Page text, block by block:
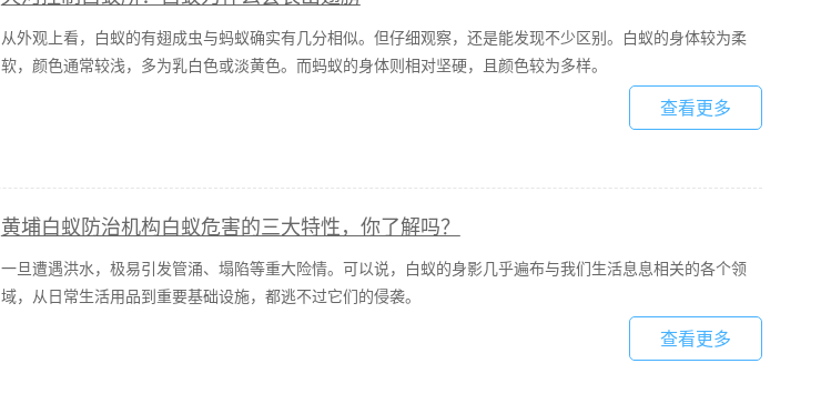
从外观上看，白蚁的有翅成虫与蚂蚁确实有几分相似。但仔细观察，还是能发现不少区别。白蚁的身体较为柔
软，颜色通常较浅，多为乳白色或淡黄色。而蚂蚁的身体则相对坚硬，且颜色较为多样。
查看更多
黄埔白蚁防治机构白蚁危害的三大特性，你了解吗？
一旦遭遇洪水，极易引发管涌、塌陷等重大险情。可以说，白蚁的身影几乎遍布与我们生活息息相关的各个领
域，从日常生活用品到重要基础设施，都逃不过它们的侵袭。​
查看更多